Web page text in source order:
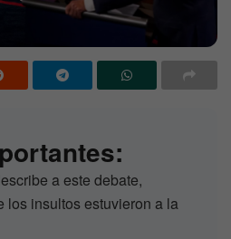
a este debate,
los insultos estuvieron a la